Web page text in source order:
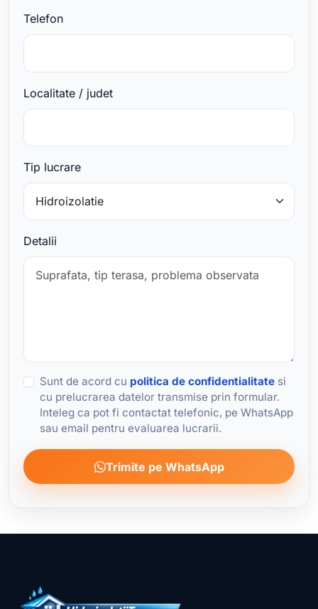
Telefon
Localitate / judet
Tip lucrare
Detalii
Sunt de acord cu politica de confidentialitatesi
cu prelucrarea datelor transmise prin formular.
Inteleg ca pot fi contactat telefonic, pe WhatsApp
sau email pentru evaluarea lucrarii.
Trimite pe WhatsApp